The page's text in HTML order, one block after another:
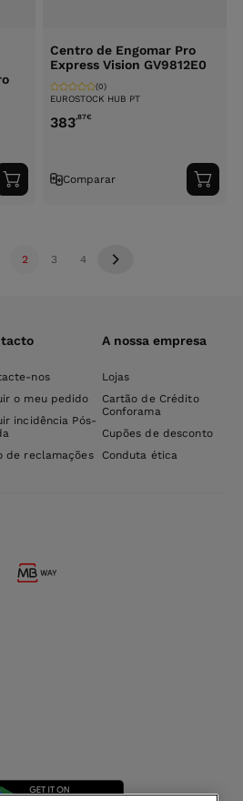
Adicionar
ao
Centro de Engomar Pro
Express Vision GV9812E0
EUROSTOCK HUB PT
(0)
383,87€
Comparar
ao
2 3 4
nos
o meu pedido
incidência Pós-
de reclamações
A nossa empresa
Lojas
Cartão de Crédito
Conforama
Cupões de desconto
Conduta ética